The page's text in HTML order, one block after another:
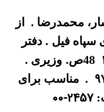
محمدرضا . از
فیل . دفتر
وزیری .
.
مناسب برای
00-